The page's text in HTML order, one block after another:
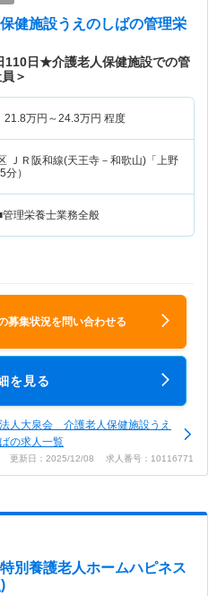
健施設うえのしばの管理栄
110日★介護老人保健施設での管
＞
21.8万円～24.3万円 程度
ＪＲ阪和線(天王寺－和歌山)「上野
）
管理栄養士業務全般
募集状況を問い合わせる
を見る
人大泉会 介護老人保健施設うえ
の求人一覧
更新日：2025/12/08 求人番号：10116771
別養護老人ホームハピネス